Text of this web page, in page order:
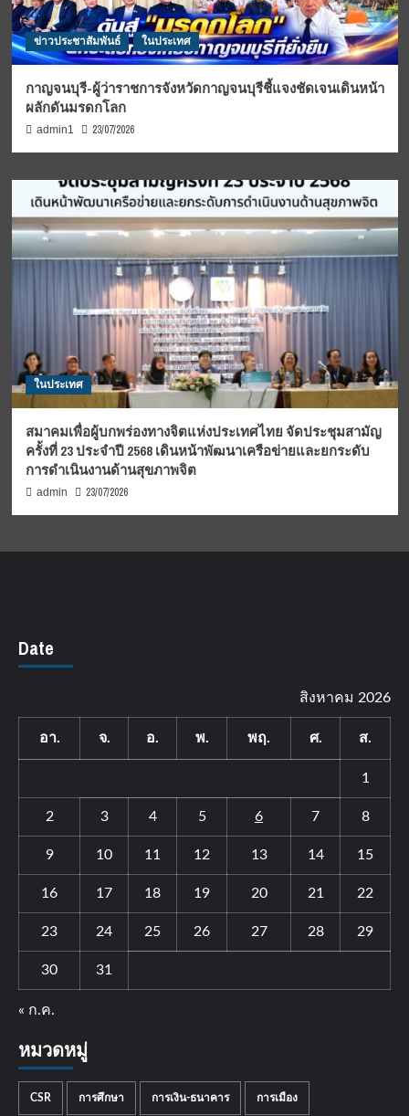
ข่าวประชาสัมพันธ์ ในประเทศ
กาญจนบุรี-ผู้ว่าราชการจังหวัดกาญจนบุรีชี้แจงชัดเจนเดินหน้า
ผลักดันมรดกโลก
admin1 23/07/2026
ในประเทศ
สมาคมเพื่อผู้บกพร่องทางจิตแห่งประเทศไทย จัดประชุมสามัญ
ครั้งที่ 23 ประจำปี 2568 เดินหน้าพัฒนาเครือข่ายและยกระดับ
การดำเนินงานด้านสุขภาพจิต
admin 23/07/2026
Date
สิงหาคม 2026
อา. จ. อ. พ. พฤ. ศ. ส.
1
2 3 4 5 6 7 8
9 10 11 12 13 14 15
16 17 18 19 20 21 22
23 24 25 26 27 28 29
30 31
« ก.ค.
หมวดหมู่
CSR การศึกษา การเงิน-ธนาคาร การเมือง